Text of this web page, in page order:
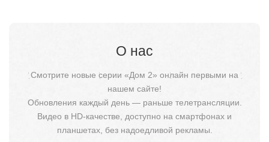
О нас
Смотрите новые серии «Дом 2» онлайн первыми на
нашем сайте!
Обновления каждый день — раньше телетрансляции.
Видео в HD-качестве, доступно на смартфонах и
планшетах, без надоедливой рекламы.